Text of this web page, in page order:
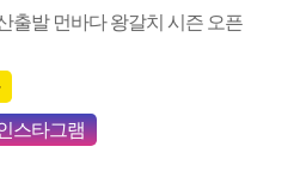
출발 먼바다 왕갈치 시즌 오픈
스타그램